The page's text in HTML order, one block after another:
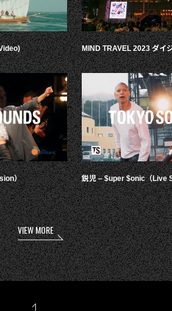
）
MIND TRAVEL 2023 ダイ
鋭児 – $uper $onic（Live
VIEW MORE